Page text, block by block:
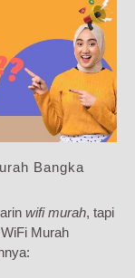
Bangka
wifi murah, tapi
Murah